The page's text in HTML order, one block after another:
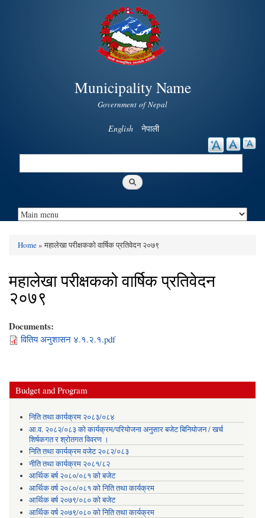
Skip to
main
content
Municipality Name
Government of Nepal
English नेपाली
Search
Home» महालेखा परीक्षकको वार्षिक प्रतिवेदन २०७९
महालेखा परीक्षकको वार्षिक प्रतिवेदन
२०७९
Documents:
वितिय अनुशासन ४.१.२.१.pdf
Budget and Program
निति तथा कार्यक्रम २०८३/०८४
आ.व. २०८२/०८३ को कार्यक्रम/परियोजना अनुसार बजेट बिनियोजन / खर्च
शिर्षकगत र श्रोतगत विवरण ।
निति तथा कार्यक्रम वजेट २०८२/०८३
नीति तथा कार्यक्रम २०८१/८२
आर्थिक बर्ष २०८०/०८१ को बजेट
आर्थिक वर्ष २०८०/०८१ को निति तथा कार्यक्रम
आर्थिक बर्ष २०७९/०८० को बजेट
आर्थिक वर्ष २०७९/०८० को निति तथा कार्यक्रम